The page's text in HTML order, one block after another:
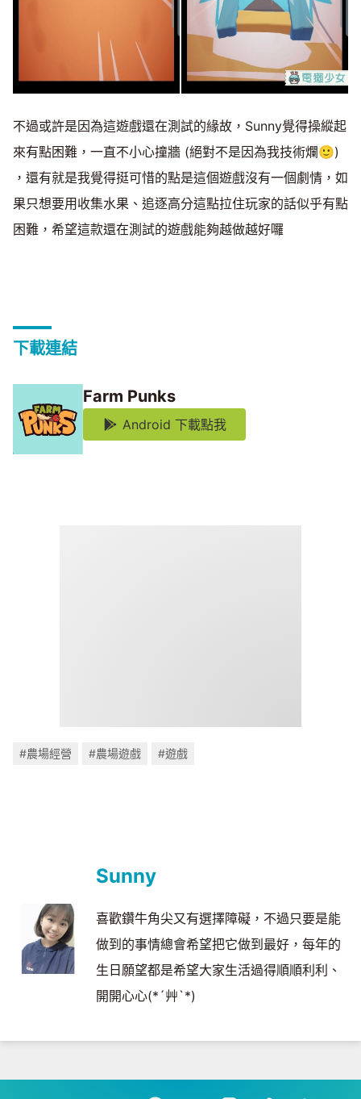
不過或許是因為這遊戲還在測試的緣故，Sunny覺得操縱起
來有點困難，一直不小心撞牆 (絕對不是因為我技術爛🙂)
，還有就是我覺得挺可惜的點是這個遊戲沒有一個劇情，如
果只想要用收集水果、追逐高分這點拉住玩家的話似乎有點
困難，希望這款還在測試的遊戲能夠越做越好囉
下載連結
Farm Punks
Android 下載點我
#農場經營 #農場遊戲 #遊戲
Sunny
喜歡鑽牛角尖又有選擇障礙，不過只要是能
做到的事情總會希望把它做到最好，每年的
生日願望都是希望大家生活過得順順利利、
開開心心(*´艸`*)